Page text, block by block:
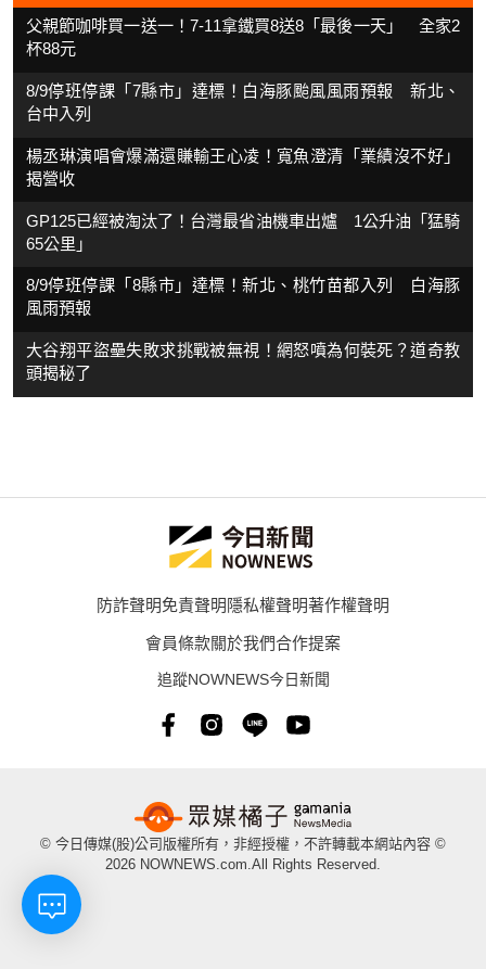
父親節咖啡買一送一！7-11拿鐵買8送8「最後一天」 全家2
杯88元
8/9停班停課「7縣市」達標！白海豚颱風風雨預報 新北、
台中入列
楊丞琳演唱會爆滿還賺輸王心凌！寬魚澄清「業績沒不好」
揭營收
GP125已經被淘汰了！台灣最省油機車出爐 1公升油「猛騎
65公里」
8/9停班停課「8縣市」達標！新北、桃竹苗都入列 白海豚
風雨預報
大谷翔平盜壘失敗求挑戰被無視！網怒噴為何裝死？道奇教
頭揭秘了
防詐聲明免責聲明隱私權聲明著作權聲明
會員條款關於我們合作提案
追蹤NOWNEWS今日新聞
© 今日傳媒(股)公司版權所有，非經授權，不許轉載本網站內容 ©
2026 NOWNEWS.com.All Rights Reserved.